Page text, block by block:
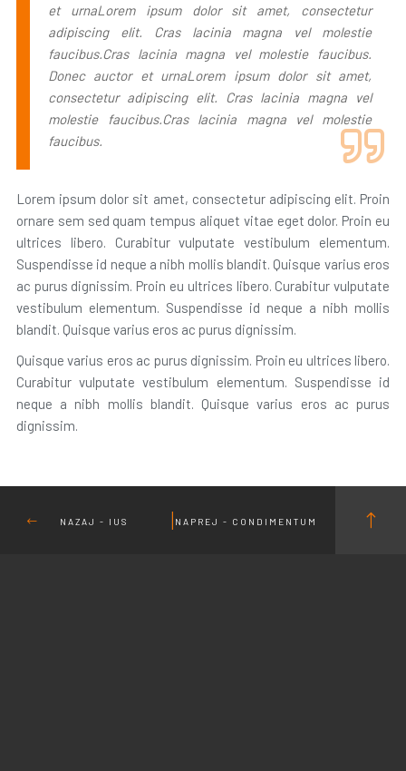
NAZAJ - IUS NAPREJ - CONDIMENTUM
et urnaLorem ipsum dolor sit amet, consectetur
adipiscing elit. Cras lacinia magna vel molestie
faucibus.Cras lacinia magna vel molestie faucibus.
Donec auctor et urnaLorem ipsum dolor sit amet,
consectetur adipiscing elit. Cras lacinia magna vel
molestie faucibus.Cras lacinia magna vel molestie
faucibus.
Lorem ipsum dolor sit amet, consectetur adipiscing elit. Proin
ornare sem sed quam tempus aliquet vitae eget dolor. Proin eu
ultrices libero. Curabitur vulputate vestibulum elementum.
Suspendisse id neque a nibh mollis blandit. Quisque varius eros
ac purus dignissim. Proin eu ultrices libero. Curabitur vulputate
vestibulum elementum. Suspendisse id neque a nibh mollis
blandit. Quisque varius eros ac purus dignissim.
Quisque varius eros ac purus dignissim. Proin eu ultrices libero.
Curabitur vulputate vestibulum elementum. Suspendisse id
neque a nibh mollis blandit. Quisque varius eros ac purus
dignissim.